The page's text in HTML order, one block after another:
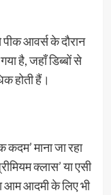
आवर्स के दौरान
है, जहाँ डिब्बों से
होती हैं।
माना जा रहा
क्लास’ या एसी
आम आदमी के लिए भी